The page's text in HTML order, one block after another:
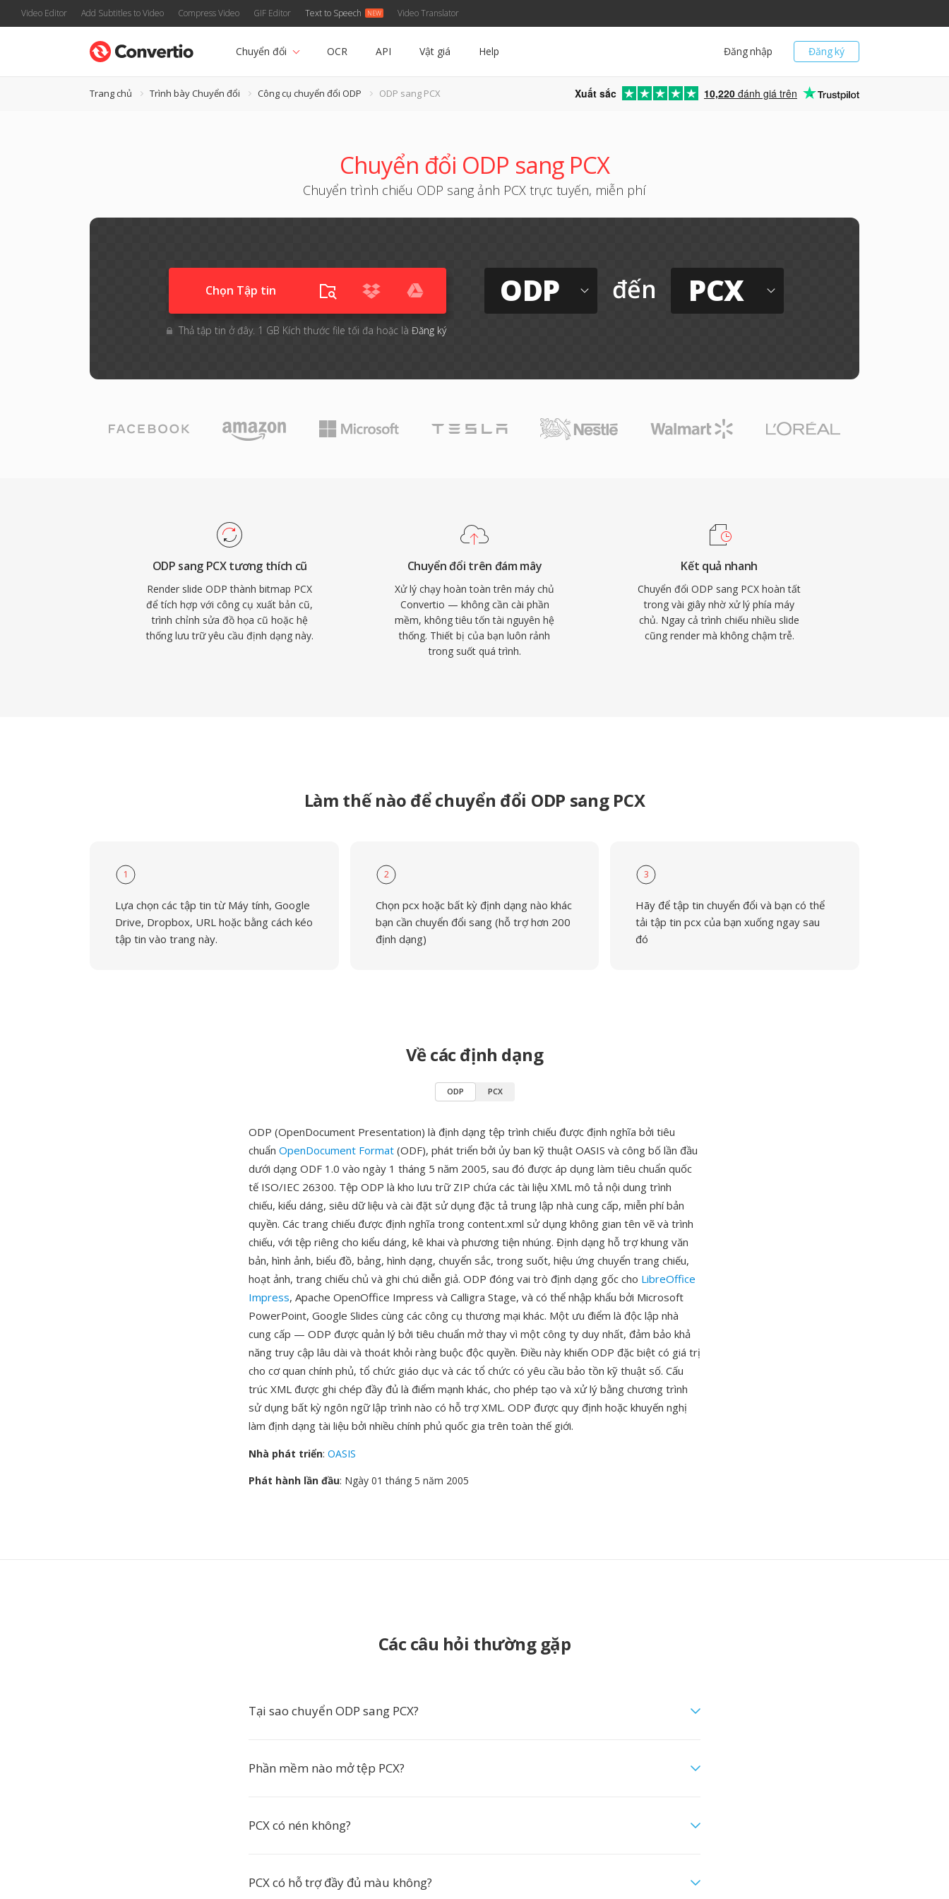
Video Editor Add Subtitles to Video Compress Video GIF Editor Text to Speech Video Translator
Đăng ký
Đăng nhập
Chuyển đổi OCR API Vật giá Help
Trang chủ Trình bày Chuyển đổi Công cụ chuyển đổi ODP ODP sang PCX Xuất sắc 10,220 đánh giá trên
Chuyển đổi ODP sang PCX
Chuyển trình chiếu ODP sang ảnh PCX trực tuyến, miễn phí
Chọn Tập tin
Thả tập tin ở đây. 1 GB Kích thước file tối đa hoặc là Đăng ký
ODP đến PCX
ODP sang PCX tương thích cũ
Render slide ODP thành bitmap PCX
để tích hợp với công cụ xuất bản cũ,
trình chỉnh sửa đồ họa cũ hoặc hệ
thống lưu trữ yêu cầu định dạng này.
Chuyển đổi trên đám mây
Xử lý chạy hoàn toàn trên máy chủ
Convertio — không cần cài phần
mềm, không tiêu tốn tài nguyên hệ
thống. Thiết bị của bạn luôn rảnh
trong suốt quá trình.
Kết quả nhanh
Chuyển đổi ODP sang PCX hoàn tất
trong vài giây nhờ xử lý phía máy
chủ. Ngay cả trình chiếu nhiều slide
cũng render mà không chậm trễ.
Làm thế nào để chuyển đổi ODP sang PCX
1
Lựa chọn các tập tin từ Máy tính, Google
Drive, Dropbox, URL hoặc bằng cách kéo
tập tin vào trang này.
2
Chọn pcx hoặc bất kỳ định dạng nào khác
bạn cần chuyển đổi sang (hỗ trợ hơn 200
định dạng)
3
Hãy để tập tin chuyển đổi và bạn có thể
tải tập tin pcx của bạn xuống ngay sau
đó
Về các định dạng
ODP PCX
ODP (OpenDocument Presentation) là định dạng tệp trình chiếu được định nghĩa bởi tiêu
chuẩn OpenDocument Format (ODF), phát triển bởi ủy ban kỹ thuật OASIS và công bố lần đầu
dưới dạng ODF 1.0 vào ngày 1 tháng 5 năm 2005, sau đó được áp dụng làm tiêu chuẩn quốc
tế ISO/IEC 26300. Tệp ODP là kho lưu trữ ZIP chứa các tài liệu XML mô tả nội dung trình
chiếu, kiểu dáng, siêu dữ liệu và cài đặt sử dụng đặc tả trung lập nhà cung cấp, miễn phí bản
quyền. Các trang chiếu được định nghĩa trong content.xml sử dụng không gian tên vẽ và trình
chiếu, với tệp riêng cho kiểu dáng, kê khai và phương tiện nhúng. Định dạng hỗ trợ khung văn
bản, hình ảnh, biểu đồ, bảng, hình dạng, chuyển sắc, trong suốt, hiệu ứng chuyển trang chiếu,
hoạt ảnh, trang chiếu chủ và ghi chú diễn giả. ODP đóng vai trò định dạng gốc cho LibreOffice
Impress, Apache OpenOffice Impress và Calligra Stage, và có thể nhập khẩu bởi Microsoft
PowerPoint, Google Slides cùng các công cụ thương mại khác. Một ưu điểm là độc lập nhà
cung cấp — ODP được quản lý bởi tiêu chuẩn mở thay vì một công ty duy nhất, đảm bảo khả
năng truy cập lâu dài và thoát khỏi ràng buộc độc quyền. Điều này khiến ODP đặc biệt có giá trị
cho cơ quan chính phủ, tổ chức giáo dục và các tổ chức có yêu cầu bảo tồn kỹ thuật số. Cấu
trúc XML được ghi chép đầy đủ là điểm mạnh khác, cho phép tạo và xử lý bằng chương trình
sử dụng bất kỳ ngôn ngữ lập trình nào có hỗ trợ XML. ODP được quy định hoặc khuyến nghị
làm định dạng tài liệu bởi nhiều chính phủ quốc gia trên toàn thế giới.
Nhà phát triển: OASIS
Phát hành lần đầu: Ngày 01 tháng 5 năm 2005
Các câu hỏi thường gặp
Tại sao chuyển ODP sang PCX?
Phần mềm nào mở tệp PCX?
PCX có nén không?
PCX có hỗ trợ đầy đủ màu không?